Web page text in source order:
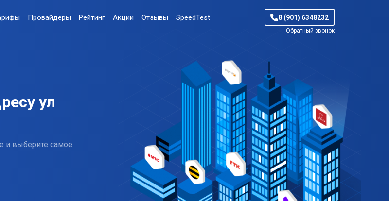
Провайдеры Рейтинг Акции Отзывы SpeedTest 8 (901) 6348232
Обратный звонок
ул
и выберите самое